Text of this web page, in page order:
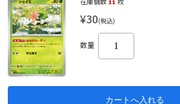
在庫個数 11 枚
¥30(税込)
数量